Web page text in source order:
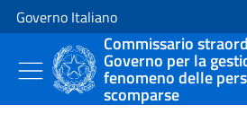
Vai al contenuto
Vai alla navigazione del sito
Governo Italiano
Commissario
Governo per la
fenomeno delle
scomparse